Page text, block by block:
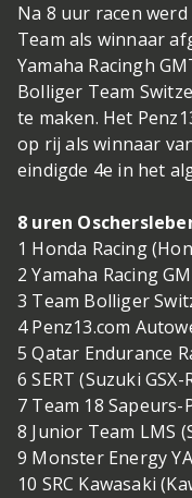
Na 8 uur racen
Team als winnaar
Yamaha Racingh
Bolliger Team
te maken. Het
op rij als winnaar
eindigde 4e in het
8 uren
1 Honda Racing
2 Yamaha Racing
3 Team Bolliger
4 Penz13.com
5 Qatar Endurance
6 SERT (Suzuki GSX-
7 Team 18 Sapeurs-
8 Junior Team LMS
9 Monster Energy
10 SRC Kawasaki